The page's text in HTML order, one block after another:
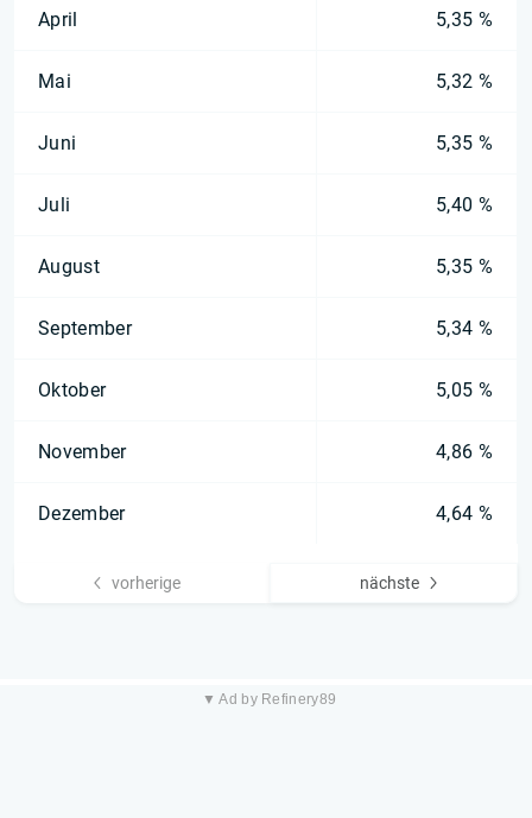
April 5,35 %
Mai 5,32 %
Juni 5,35 %
Juli 5,40 %
August 5,35 %
September 5,34 %
Oktober 5,05 %
November 4,86 %
Dezember 4,64 %
vorherige nächste
▼ Ad by Refinery89